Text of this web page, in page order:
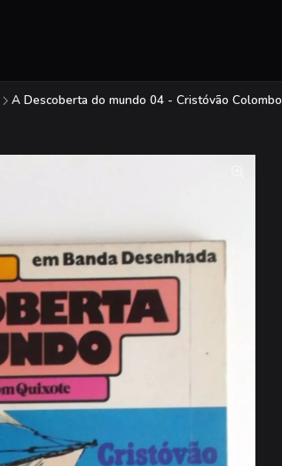
A Descoberta do mundo 04 - Cristóvão Colombo